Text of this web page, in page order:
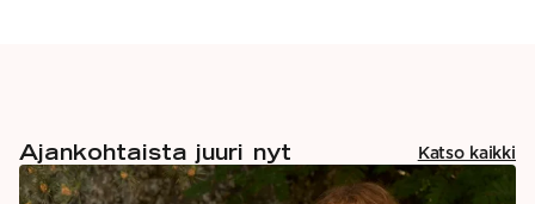
Ajankohtaista juuri nyt Katso kaikki